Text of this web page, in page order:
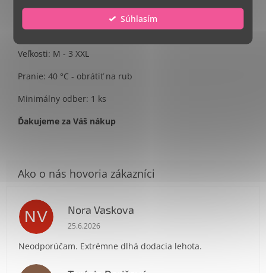
Súhlasím
Celkový rozmer potlače A4.
Umiestnenie potlače- na stred trička
Veľkosti: M - 3 XXL
Pranie: 40 °C - obrátiť na rub
Minimálny odber: 1 ks
Ďakujeme za Váš nákup
NV Nora Vaskova
Hodnotenie obchodu je 1 z 5 hviezdičiek.
25.6.2026
Neodporúčam. Extrémne dlhá dodacia lehota.